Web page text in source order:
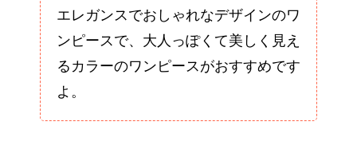
エレガンスでおしゃれなデザインのワ
ンピースで、大人っぽくて美しく見え
るカラーのワンピースがおすすめです
よ。